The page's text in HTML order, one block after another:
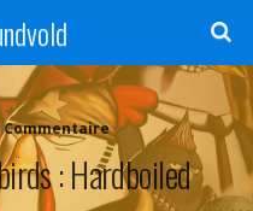
Commentaire
: Hardboiled